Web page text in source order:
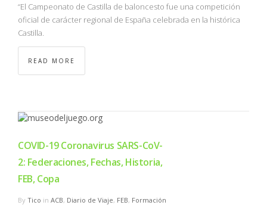
“El Campeonato de Castilla de baloncesto fue una competición
oficial de carácter regional de España celebrada en la histórica
Castilla.
READ MORE
COVID-19 Coronavirus SARS-CoV-
2: Federaciones, Fechas, Historia,
FEB, Copa
By Tico in ACB, Diario de Viaje, FEB, Formación